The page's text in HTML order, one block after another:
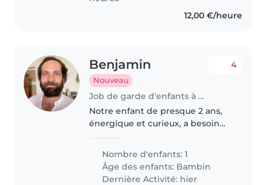
12,00 €/heure
Benjamin
Nouveau
Job de garde d'enfants à Saint-Gratien
4
Notre enfant de presque 2 ans,
énergique et curieux, a besoin
attentionnée pour s'occuper
d'elle chez nous. Une personne..
Nombre d'enfants: 1
Âge des enfants: Bambin
Dernière Activité: hier